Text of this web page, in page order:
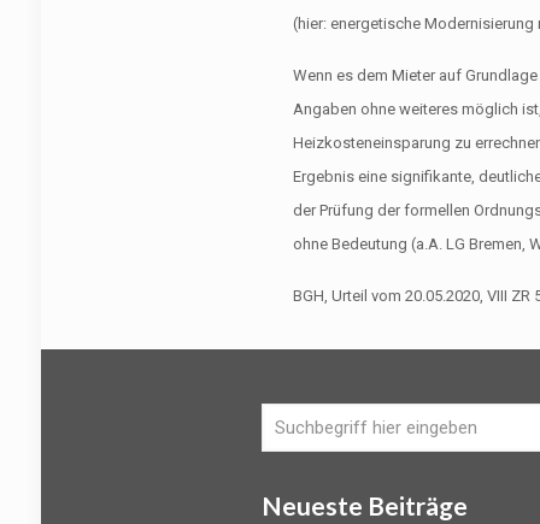
(hier: energetische Modernisierung
Wenn es dem Mieter auf
Angaben ohne weiteres möglich
Heizkosteneinsparung zu
Ergebnis eine signifikante,
der Prüfung der formellen
ohne Bedeutung (a.A. LG Bremen,
BGH, Urteil vom 20.05.2020, VIII ZR
Neueste Beiträge